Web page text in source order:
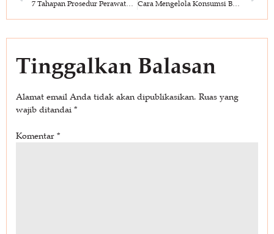
Cara Mengelola Konsumsi Bahan Bakar Alat Berat agar Proyek Lebih Cuan
Tinggalkan Balasan
Alamat email Anda tidak akan dipublikasikan. Ruas yang
wajib ditandai *
Komentar *